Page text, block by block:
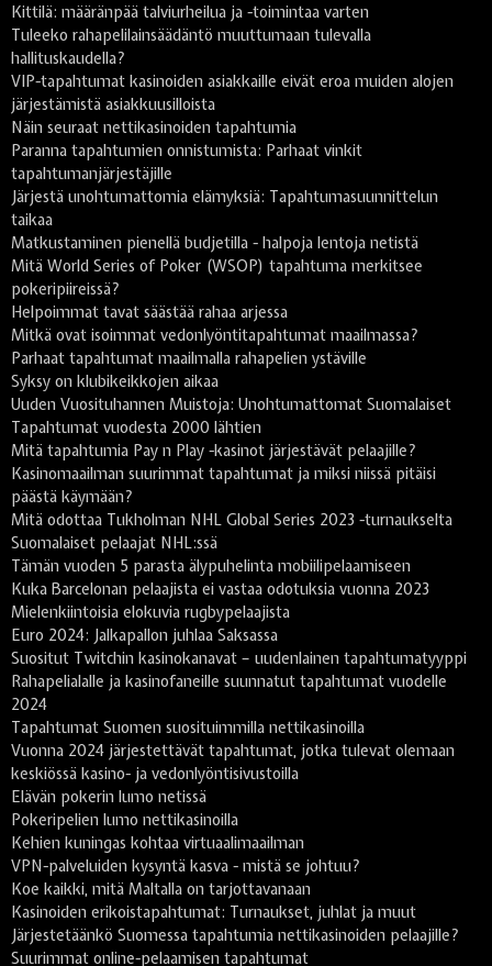
Kittilä: määränpää talviurheilua ja -toimintaa varten
Tuleeko rahapelilainsäädäntö muuttumaan tulevalla
hallituskaudella?
VIP-tapahtumat kasinoiden asiakkaille eivät eroa muiden alojen
järjestämistä asiakkuusilloista
Näin seuraat nettikasinoiden tapahtumia
Paranna tapahtumien onnistumista: Parhaat vinkit
tapahtumanjärjestäjille
Järjestä unohtumattomia elämyksiä: Tapahtumasuunnittelun
taikaa
Matkustaminen pienellä budjetilla - halpoja lentoja netistä
Mitä World Series of Poker (WSOP) tapahtuma merkitsee
pokeripiireissä?
Helpoimmat tavat säästää rahaa arjessa
Mitkä ovat isoimmat vedonlyöntitapahtumat maailmassa?
Parhaat tapahtumat maailmalla rahapelien ystäville
Syksy on klubikeikkojen aikaa
Uuden Vuosituhannen Muistoja: Unohtumattomat Suomalaiset
Tapahtumat vuodesta 2000 lähtien
Mitä tapahtumia Pay n Play -kasinot järjestävät pelaajille?
Kasinomaailman suurimmat tapahtumat ja miksi niissä pitäisi
päästä käymään?
Mitä odottaa Tukholman NHL Global Series 2023 -turnaukselta
Suomalaiset pelaajat NHL:ssä
Tämän vuoden 5 parasta älypuhelinta mobiilipelaamiseen
Kuka Barcelonan pelaajista ei vastaa odotuksia vuonna 2023
Mielenkiintoisia elokuvia rugbypelaajista
Euro 2024: Jalkapallon juhlaa Saksassa
Suositut Twitchin kasinokanavat – uudenlainen tapahtumatyyppi
Rahapelialalle ja kasinofaneille suunnatut tapahtumat vuodelle
2024
Tapahtumat Suomen suosituimmilla nettikasinoilla
Vuonna 2024 järjestettävät tapahtumat, jotka tulevat olemaan
keskiössä kasino- ja vedonlyöntisivustoilla
Elävän pokerin lumo netissä
Pokeripelien lumo nettikasinoilla
Kehien kuningas kohtaa virtuaalimaailman
VPN-palveluiden kysyntä kasva - mistä se johtuu?
Koe kaikki, mitä Maltalla on tarjottavanaan
Kasinoiden erikoistapahtumat: Turnaukset, juhlat ja muut
Järjestetäänkö Suomessa tapahtumia nettikasinoiden pelaajille?
Suurimmat online-pelaamisen tapahtumat